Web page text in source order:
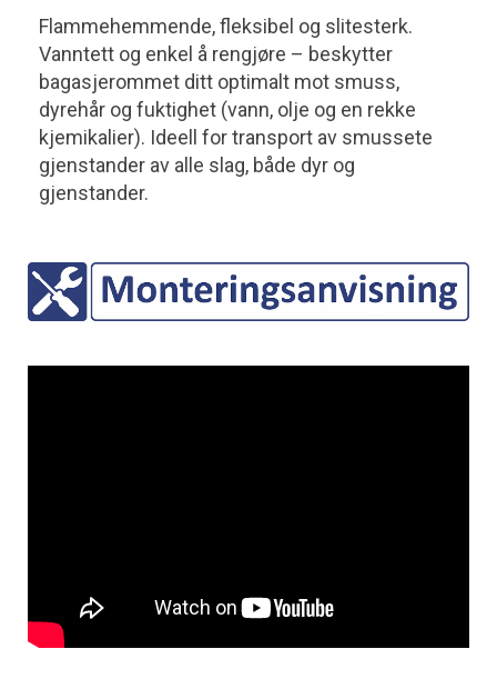
Flammehemmende, fleksibel og slitesterk.
Vanntett og enkel å rengjøre – beskytter
bagasjerommet ditt optimalt mot smuss,
dyrehår og fuktighet (vann, olje og en rekke
kjemikalier). Ideell for transport av smussete
gjenstander av alle slag, både dyr og
gjenstander.